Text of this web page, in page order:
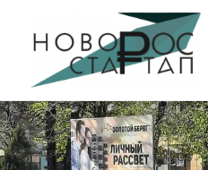
Новорос Стартап